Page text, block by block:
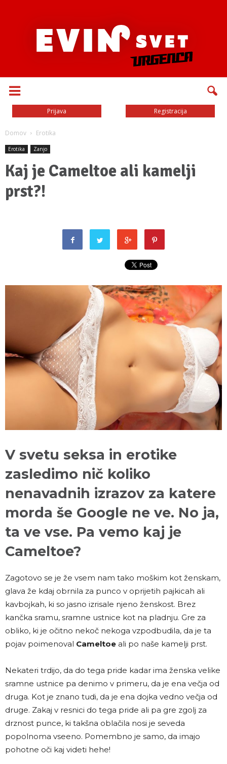
Prijava Registracija
Domov Erotika
Erotika Zanjo
Kaj je Cameltoe ali kamelji
prst?!
V svetu seksa in erotike
zasledimo nič koliko
nenavadnih izrazov za katere
morda še Google ne ve. No ja,
ta ve vse. Pa vemo kaj je
Cameltoe?
Zagotovo se je že vsem nam tako moškim kot ženskam,
glava že kdaj obrnila za punco v oprijetih pajkicah ali
kavbojkah, ki so jasno izrisale njeno ženskost. Brez
kančka sramu, sramne ustnice kot na pladnju. Gre za
obliko, ki je očitno nekoč nekoga vzpodbudila, da je ta
pojav poimenoval Cameltoe ali po naše kamelji prst.
Nekateri trdijo, da do tega pride kadar ima ženska velike
sramne ustnice pa denimo v primeru, da je ena večja od
druga. Kot je znano tudi, da je ena dojka vedno večja od
druge. Zakaj v resnici do tega pride ali pa gre zgolj za
drznost punce, ki takšna oblačila nosi je seveda
popolnoma vseeno. Pomembno je samo, da imajo
pohotne oči kaj videti hehe!